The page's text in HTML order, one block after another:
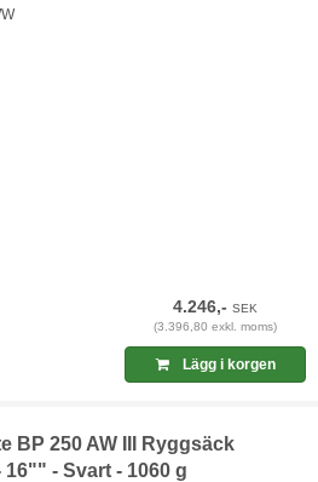
4.246,-SEK
(3.396,80 exkl. moms)
Lägg i korgen
BP 250 AW III Ryggsäck
16"" - Svart - 1060 g